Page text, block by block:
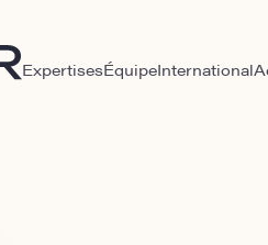
ExpertisesÉquipeInternational